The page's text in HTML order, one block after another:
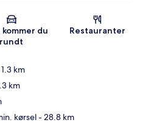
Kort
kommer du
rundt
Restauranter
km
km
kørsel- 28.8 km